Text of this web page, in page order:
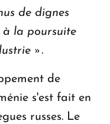
de dignes
à la poursuite
».
de
s'est fait en
russes. Le